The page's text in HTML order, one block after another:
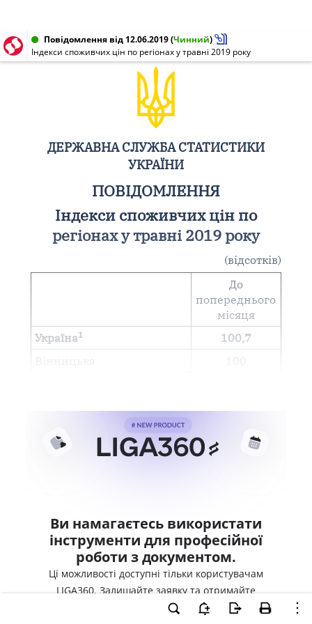
Повідомлення від 12.06.2019(Чинний)
Індекси споживчих цін по регіонах у травні 2019 року
ДЕРЖАВНА СЛУЖБА СТАТИСТИКИ
УКРАЇНИ
ПОВІДОМЛЕННЯ
Індекси споживчих цін по
регіонах у травні 2019 року
(відсотків)
До
попереднього
місяця
Україна1
100,7
Вінницька
100
Ви намагаєтесь використати
інструменти для професійної
роботи з документом.
Ці можливості доступні тільки користувачам
LIGA360. Залишайте заявку та отримайте
доступ для професійної роботи прямо зараз.